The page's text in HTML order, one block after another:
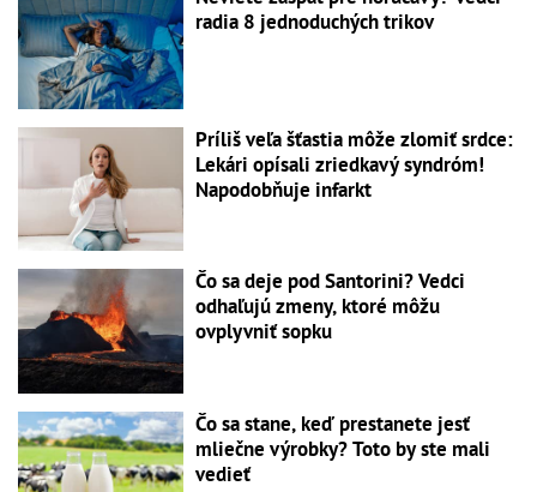
radia 8 jednoduchých trikov
Príliš veľa šťastia môže zlomiť srdce:
Lekári opísali zriedkavý syndróm!
Napodobňuje infarkt
Čo sa deje pod Santorini? Vedci
odhaľujú zmeny, ktoré môžu
ovplyvniť sopku
Čo sa stane, keď prestanete jesť
mliečne výrobky? Toto by ste mali
vedieť